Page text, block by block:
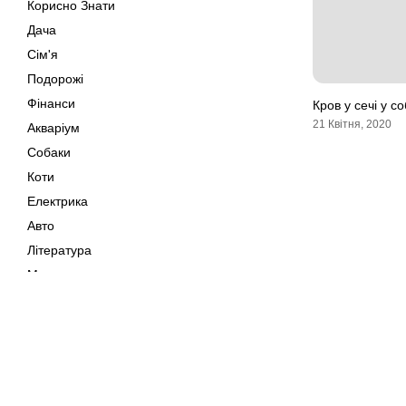
Корисно Знати
Дача
Сім'я
Подорожі
Фінанси
Акваріум
Собаки
Коти
Електрика
Авто
Література
Музика
Кров у сечі у
21 Квітня, 2020